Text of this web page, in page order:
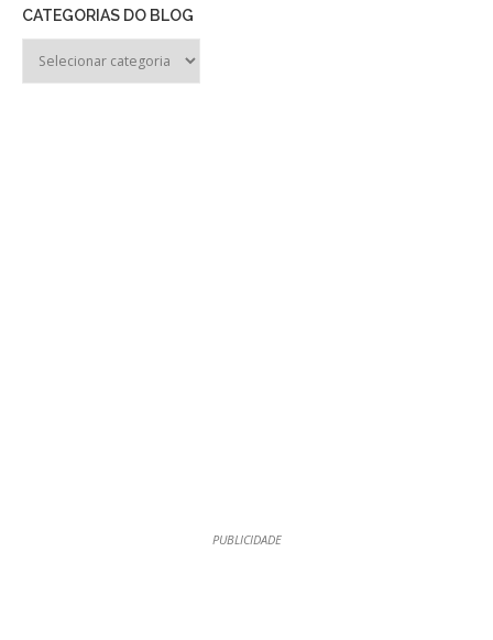
CATEGORIAS DO BLOG
PUBLICIDADE